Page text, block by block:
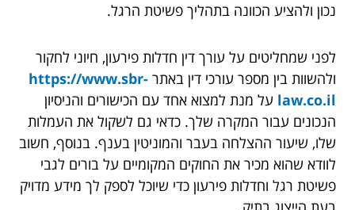
נכון ולהציע הכוונה בתהליך פשיטת הרגל.
לפני שמחליטים על עורך דין חדלות פירעון, חיוני לחקור
ולהשוות בין מספר עורכי דין באתר https://www.sbr-
law.co.il על מנת למצוא אחד עם הכישורים והניסיון
הנכונים עבור המקרה שלך. כדאי גם לשקול את העמלות
שלו, שיעור ההצלחה בעבר והמוניטין בענף. בנוסף, חשוב
לוודא שהוא מכיר את החוקים המקומיים על בורים לגבי
פשיטת רגל וחדלות פירעון כדי שיוכל לספק לך מידע מדויק